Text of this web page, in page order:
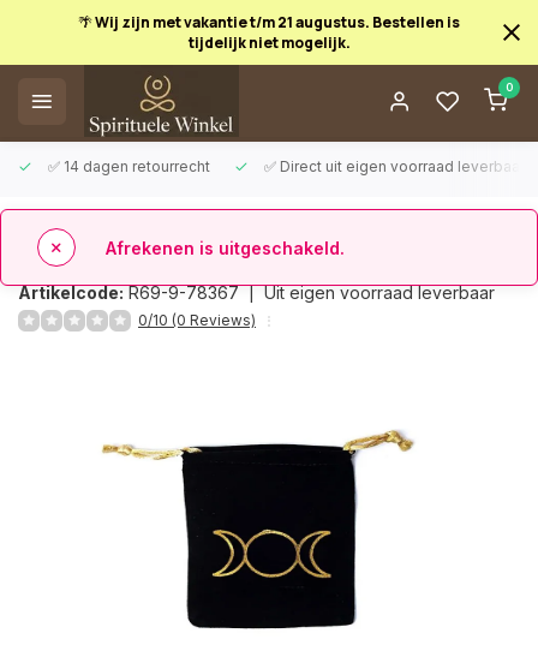
🌴 Wij zijn met vakantie t/m 21 augustus. Bestellen is
tijdelijk niet mogelijk.
0
✅ 14 dagen retourrecht ✅ Direct uit eigen voorraad leverbaar
Afrekenen is uitgeschakeld.
Fluwelen tasje drievoudige maan
Artikelcode:R69-9-78367 |Uit eigen voorraad leverbaar
0/10 (0 Reviews)